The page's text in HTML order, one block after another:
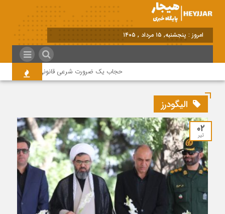
امروز : پنجشنبه, ۱۵ مرداد , ۱۴۰۵
حجاب یک ضرورت شرعی قانونی و همه در این
الیگودرز
۰۲
تیر